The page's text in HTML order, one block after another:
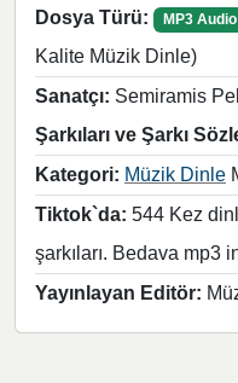
Dosya Türü: MP3 Audio
Kalite Müzik Dinle)
Sanatçı: Semiramis
Şarkıları ve Şarkı
Kategori: Müzik Dinle
Tiktok`da: 544 Kez
şarkıları. Bedava mp3
Yayınlayan Editör: